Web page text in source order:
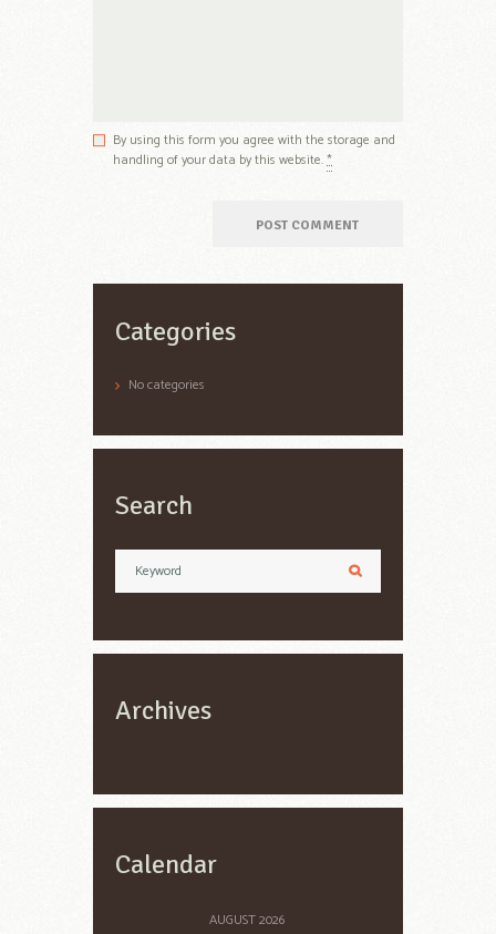
By using this form you agree with the storage and
handling of your data by this website.*
Categories
No categories
Search
Archives
Calendar
AUGUST2026